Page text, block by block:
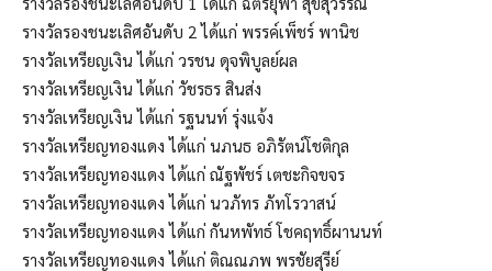
รางวัลรองชนะเลิศอันดับ 2 ได้แก่ พรรค์เพ็ชร์ พานิช
รางวัลเหรียญเงิน ได้แก่ วรชน ดุจพิบูลย์ผล
รางวัลเหรียญเงิน ได้แก่ วัชรธร สินส่ง
รางวัลเหรียญเงิน ได้แก่ รฐนนท์ รุ่งแจ้ง
รางวัลเหรียญทองแดง ได้แก่ นภนธ อภิรัตน์โชติกุล
รางวัลเหรียญทองแดง ได้แก่ ณัฐพัชร์ เตชะกิจขจร
รางวัลเหรียญทองแดง ได้แก่ นวภัทร ภัทโรวาสน์
รางวัลเหรียญทองแดง ได้แก่ กันหพัทธ์ โชคฤทธิ์ผานนท์
รางวัลเหรียญทองแดง ได้แก่ ติณณภพ พรชัยสุรีย์